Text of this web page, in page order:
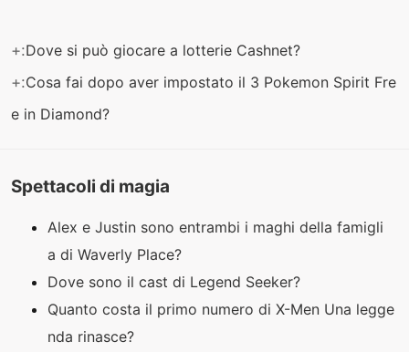
+:Dove si può giocare a lotterie Cashnet?
+:Cosa fai dopo aver impostato il 3 Pokemon Spirit Fre
e in Diamond?
Spettacoli di magia
Alex e Justin sono entrambi i maghi della famigli
a di Waverly Place?
Dove sono il cast di Legend Seeker?
Quanto costa il primo numero di X-Men Una legge
nda rinasce?